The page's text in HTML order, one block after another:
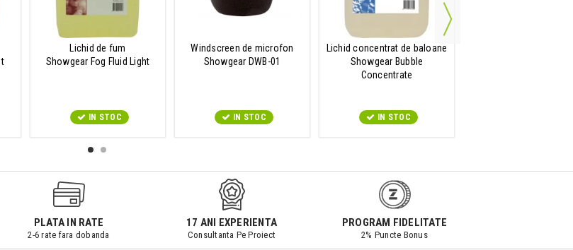
Lichid de fum
Showgear Fog Fluid Light
IN STOC
Windscreen de microfon
Showgear DWB-01
IN STOC
Lichid concentrat de baloane
Showgear Bubble
Concentrate
IN STOC
PLATA IN RATE
2-6 rate fara dobanda
17 ANI EXPERIENTA
Consultanta Pe Proiect
PROGRAM FIDELITATE
2% Puncte Bonus